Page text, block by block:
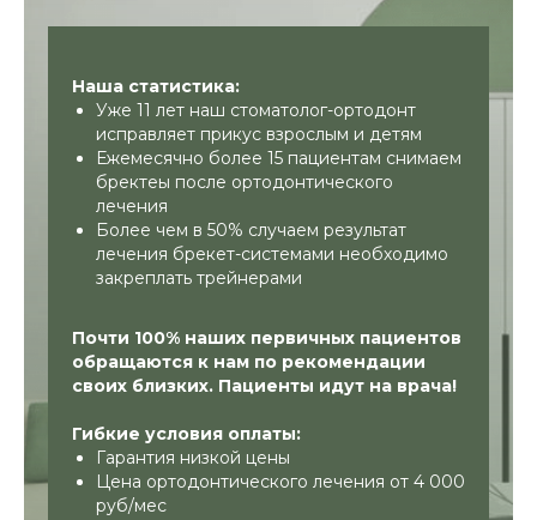
Наша статистика:
Уже 11 лет наш стоматолог-ортодонт
исправляет прикус взрослым и детям
Ежемесячно более 15 пациентам снимаем
бректеы после ортодонтического
лечения
Более чем в 50% случаем результат
лечения брекет-системами необходимо
закреплать трейнерами
Почти 100% наших первичных пациентов
обращаются к нам по рекомендации
своих близких. Пациенты идут на врача!
Гибкие условия оплаты:
Гарантия низкой цены
Цена ортодонтического лечения от 4 000
руб/мес
врача-ортодонта
Не каждый может позволить себе
улыбнуться во весь рот из-за: зубов
неправильной формы, скученности или
несоответствия коронок размерам
челюсти. Врач-ортодонт исправит
эстетику улыбки и «укажет» зубам на их
зависеть от аномалии и возраста
Ваша цель – здоровые, ровные зубы?
Тогда мы рекомендуем вам прямо
сейчас записаться на прием к ортодонту.
После тщательного осмотра и ряда
важных диагностических мероприятий